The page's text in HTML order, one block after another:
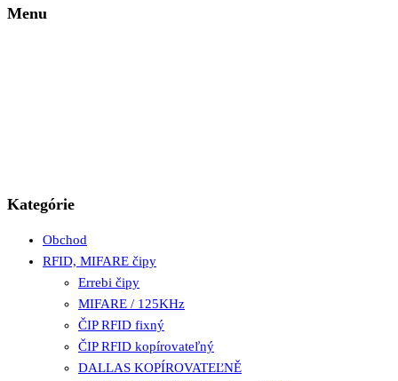
Menu
Kategórie
Obchod
RFID, MIFARE čipy
Errebi čipy
MIFARE / 125KHz
ČIP RFID fixný
ČIP RFID kopírovateľný
DALLAS KOPÍROVATEĽNĚ